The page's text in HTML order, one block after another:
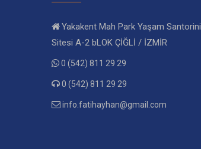
Yakakent Mah Park Yaşam Santorini
Sitesi A-2 bLOK ÇİĞLİ / İZMİR
0 (542) 811 29 29
0 (542) 811 29 29
info.fatihayhan@gmail.com